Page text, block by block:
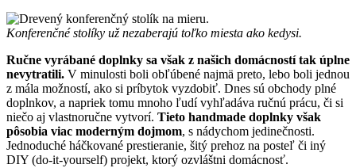
Konferenčné stolíky už nezaberajú toľko miesta ako kedysi.
Ručne vyrábané doplnky sa však z našich domácností tak úplne
nevytratili. V minulosti boli obľúbené najmä preto, lebo boli jednou
z mála možností, ako si príbytok vyzdobiť. Dnes sú obchody plné
doplnkov, a napriek tomu mnoho ľudí vyhľadáva ručnú prácu, či si
niečo aj vlastnoručne vytvorí. Tieto handmade doplnky však
pôsobia viac moderným dojmom, s nádychom jedinečnosti.
Jednoduché háčkované prestieranie, šitý prehoz na posteľ či iný
DIY (do-it-yourself) projekt, ktorý ozvláštni domácnosť.